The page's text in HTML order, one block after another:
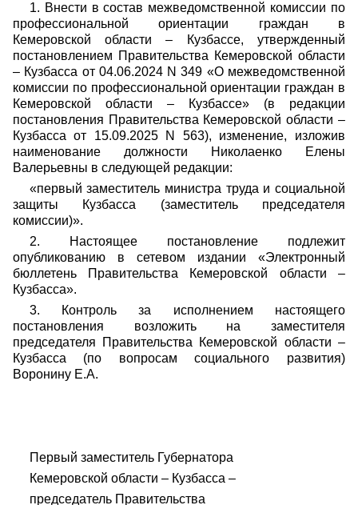
1. Внести в состав межведомственной комиссии по
профессиональной ориентации граждан в
Кемеровской области – Кузбассе, утвержденный
постановлением Правительства Кемеровской области
– Кузбасса от 04.06.2024 N 349 «О межведомственной
комиссии по профессиональной ориентации граждан в
Кемеровской области – Кузбассе» (в редакции
постановления Правительства Кемеровской области –
Кузбасса от 15.09.2025 N 563), изменение, изложив
наименование должности Николаенко Елены
Валерьевны в следующей редакции:
«первый заместитель министра труда и социальной
защиты Кузбасса (заместитель председателя
комиссии)».
2. Настоящее постановление подлежит
опубликованию в сетевом издании «Электронный
бюллетень Правительства Кемеровской области –
Кузбасса».
3. Контроль за исполнением настоящего
постановления возложить на заместителя
председателя Правительства Кемеровской области –
Кузбасса (по вопросам социального развития)
Воронину Е.А.
Первый заместитель Губернатора
Кемеровской области – Кузбасса –
председатель Правительства